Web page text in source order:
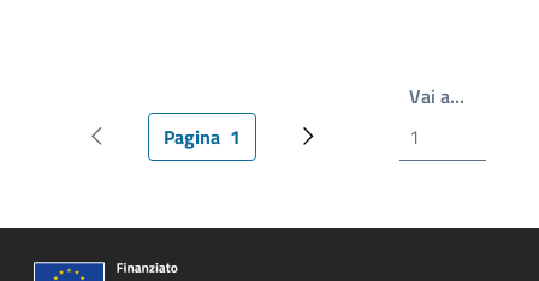
Pagina precedentePagina attuale
Pagina 1 Prossima pagina
Vai a…